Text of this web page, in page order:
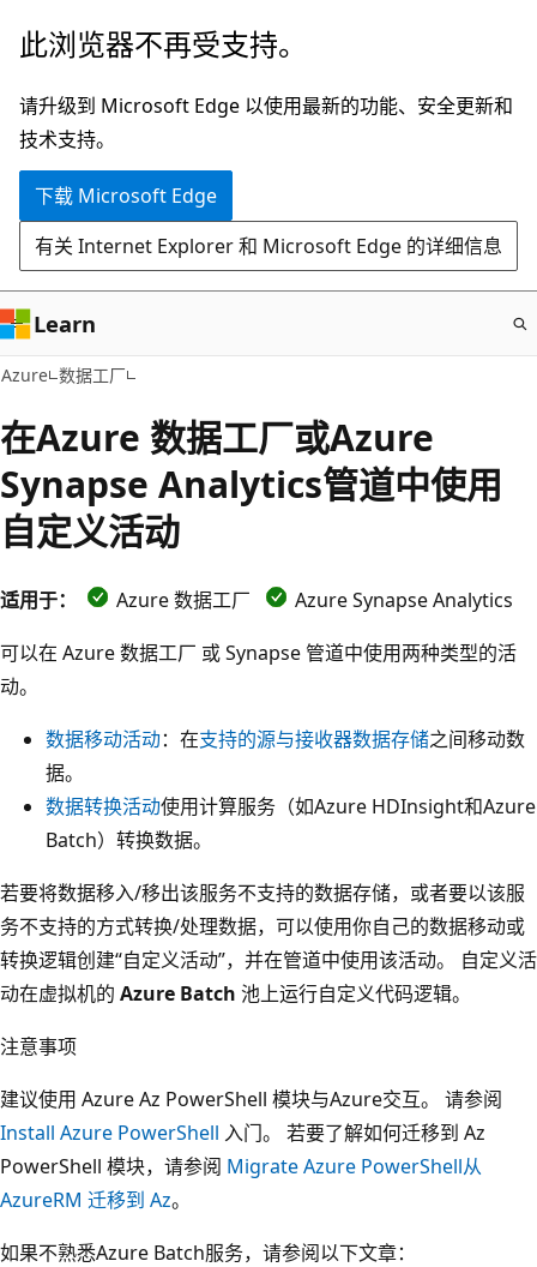
跳
主
要
内
此浏览器不再受支持。
请升级到 Microsoft Edge 以使用最新的功能、安全更新和
技术支持。
下载 Microsoft Edge
有关 Internet Explorer 和 Microsoft Edge 的详细信息
Learn
Azure 数据工厂
在Azure 数据工厂或Azure
Synapse Analytics管道中使用
自定义活动
适用于： Azure 数据工厂
Azure Synapse Analytics
可以在 Azure 数据工厂 或 Synapse 管道中使用两种类型的活
动。
数据移动活动：在支持的源与接收器数据存储之间移动数
据。
数据转换活动使用计算服务（如Azure HDInsight和Azure
Batch）转换数据。
若要将数据移入/移出该服务不支持的数据存储，或者要以该服
务不支持的方式转换/处理数据，可以使用你自己的数据移动或
转换逻辑创建“自定义活动”，并在管道中使用该活动。 自定义活
动在虚拟机的 Azure Batch 池上运行自定义代码逻辑。
注意事项
建议使用 Azure Az PowerShell 模块与Azure交互。 请参阅
Install Azure PowerShell 入门。 若要了解如何迁移到 Az
PowerShell 模块，请参阅 Migrate Azure PowerShell从
AzureRM 迁移到 Az。
如果不熟悉Azure Batch服务，请参阅以下文章：